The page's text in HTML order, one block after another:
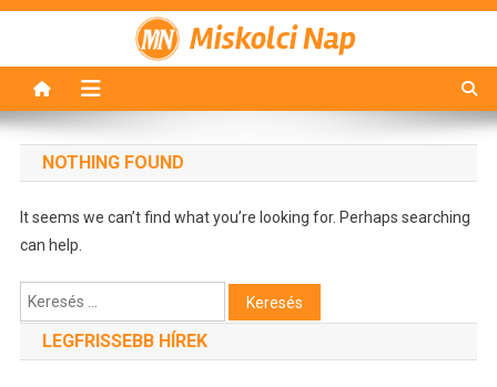
Miskolci Nap
NOTHING FOUND
It seems we can’t find what you’re looking for. Perhaps searching
can help.
Keresés:
LEGFRISSEBB HÍREK